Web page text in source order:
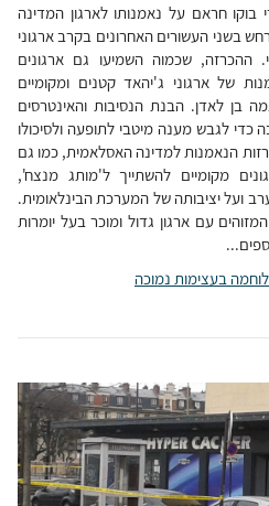
בוקו חראם על נאמנותו לארגון המדינה
בשני העשורים האחרונים בקרב ארגוני
ההכרזה, שכמוה השמיעו גם ארגונים
של ארגוני ג'יהאד קטנים ומקומיים
בן לאדן. הבנת הנסיבות והאינטרסים
לגבש מענה מיטבי לתופעה ולסיכולו
הנאמנות למדינה האסלאמית, כמו גם
מקומיים להשתייך ל'מותג מנצח',
ועל יציבותה של המערכת הבינלאומית.
עם ארגון גדול ומוכר בעל יומרות
בעצימות נמוכה